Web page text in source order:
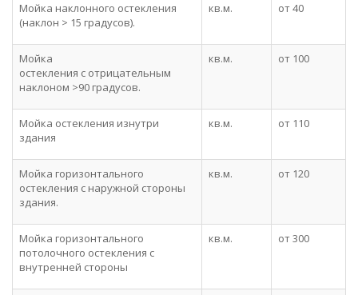
Мойка наклонного остекления
(наклон > 15 градусов).
кв.м. от 40
Мойка
остекления c отрицательным
наклоном >90 градусов.
кв.м. от 100
Мойка остекления изнутри
здания
кв.м. от 110
Мойка горизонтального
остекления с наружной стороны
здания.
кв.м. от 120
Мойка горизонтального
потолочного остекления с
внутренней стороны
кв.м. от 300